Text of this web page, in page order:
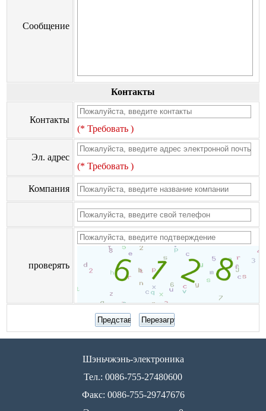
Сообщение
Контакты
Контакты
(* Требовать )
Эл. адрес
(* Требовать )
Компания
проверять
Шэньчжэнь-электроника
Тел.: 0086-755-27480600
Факс: 0086-755-29747676